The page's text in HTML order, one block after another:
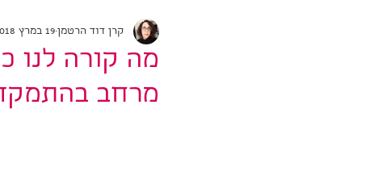
ליווי וטיפול רגשי כתיבה
מה קורה לנו
מרחב
קרן דוד הרטמן 19 במרץ 2018